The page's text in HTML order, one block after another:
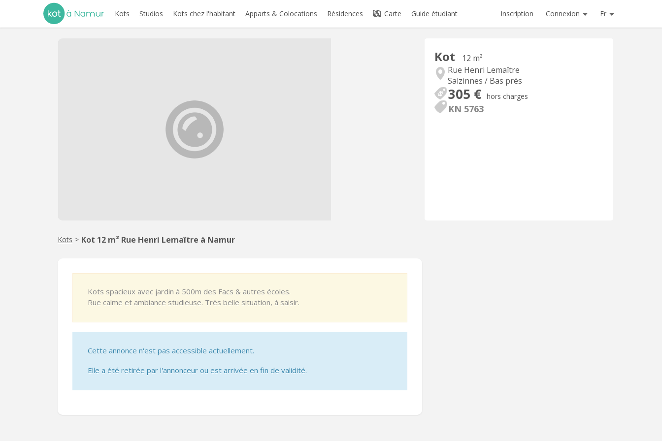
Kots Studios Kots chez l'habitant Apparts & Colocations Résidences Carte Guide étudiant Inscription Connexion Fr
Kot
12 m²
Rue Henri Lemaître
Salzinnes / Bas prés
305 € hors charges
KN 5763
Kots > Kot 12 m² Rue Henri Lemaître à Namur
Kots spacieux avec jardin à 500m des Facs & autres écoles.
Rue calme et ambiance studieuse. Très belle situation, à saisir.
Cette annonce n'est pas accessible actuellement.
Elle a été retirée par l'annonceur ou est arrivée en fin de validité.